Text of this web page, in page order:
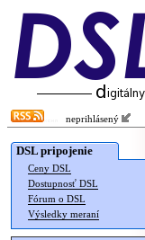
neprihlásený
DSL pripojenie
Ceny DSL
Dostupnosť DSL
Fórum o DSL
Výsledky meraní